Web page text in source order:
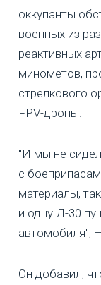
оккупанты
военных из
реактивных
минометов,
стрелкового
FPV-дроны.
"И мы не
с
материалы,
и одну Д-30
автомобиля",
Он добавил,